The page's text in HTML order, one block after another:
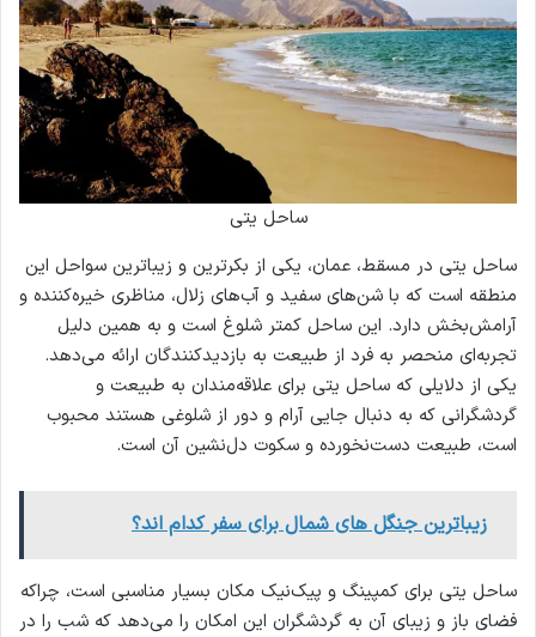
ساحل یتی
ساحل یتی در مسقط، عمان، یکی از بکرترین و زیباترین سواحل این
منطقه است که با شن‌های سفید و آب‌های زلال، مناظری خیره‌کننده و
آرامش‌بخش دارد. این ساحل کمتر شلوغ است و به همین دلیل
تجربه‌ای منحصر به فرد از طبیعت به بازدیدکنندگان ارائه می‌دهد.
یکی از دلایلی که ساحل یتی برای علاقه‌مندان به طبیعت و
گردشگرانی که به دنبال جایی آرام و دور از شلوغی هستند محبوب
است، طبیعت دست‌نخورده و سکوت دل‌نشین آن است.
زیباترین جنگل ‌های شمال برای سفر کدام اند؟
ساحل یتی برای کمپینگ و پیک‌نیک مکان بسیار مناسبی است، چراکه
فضای باز و زیبای آن به گردشگران این امکان را می‌دهد که شب را در